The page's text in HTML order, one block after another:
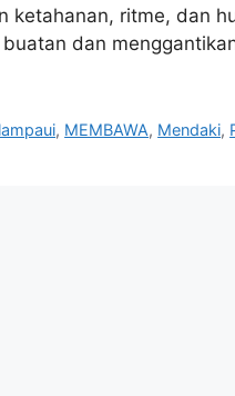
ketahanan, ritme, dan
dan
, MEMBAWA, Mendaki,